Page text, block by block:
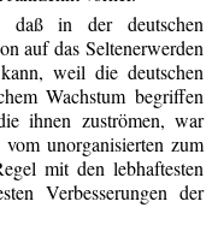
daß in der deutschen
auf das Seltenerwerden
weil die deutschen
Wachstum begriffen
ihnen zuströmen, war
unorganisierten zum
mit den lebhaftesten
Verbesserungen der